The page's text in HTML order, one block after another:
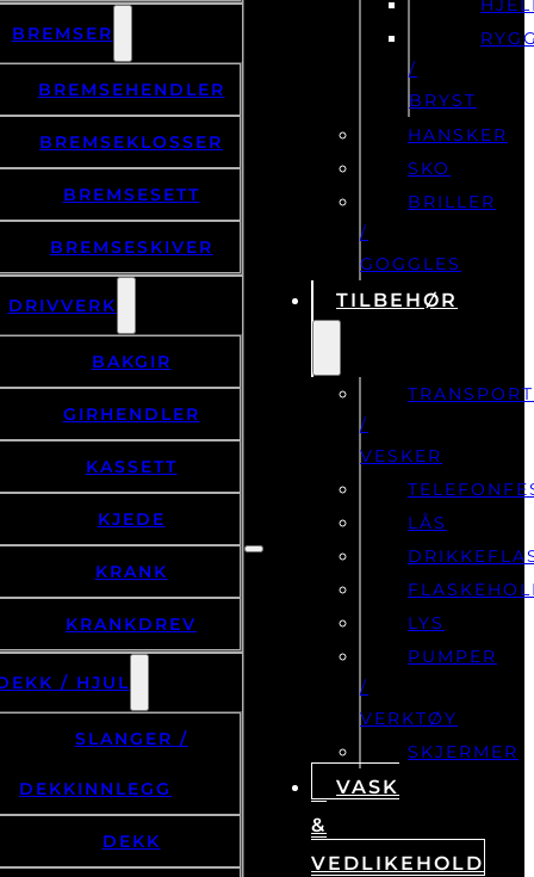
BREMSER
BREMSEHENDLER
BREMSEKLOSSER
BREMSESETT
BREMSESKIVER
DRIVVERK
BAKGIR
GIRHENDLER
KASSETT
KJEDE
KRANK
KRANKDREV
/ HJUL
SLANGER /
DEKKINNLEGG
DEKK
/
BRYST
HANSKER
SKO
BRILLER
/
GOGGLES
TILBEHØR
TRANSPORT
/
VESKER
LÅS
LYS
PUMPER
/
VERKTØY
SKJERMER
VASK
&
VEDLIKEHOLD